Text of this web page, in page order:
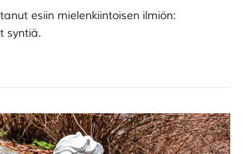
esiin mielenkiintoisen ilmiön:
syntiä.